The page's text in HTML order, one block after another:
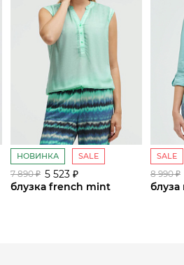
НОВИНКА SALE
7 890 ₽ 5 523 ₽
блузка french mint
SALE
8 990 ₽